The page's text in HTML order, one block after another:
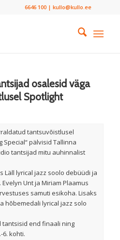
6646 100 | kullo@kullo.ee
osalesid väga
Spotlight
tantsuvõistlusel
Special“ pälvisid Tallinna
tantsijad mitu auhinnalist
Läll lyrical jazz soolo debüüdi ja
Unt ja Miriam Plaamus
samuti esikoha. Lisaks
hõbemedali lyrical jazz solo
tantsisid end finaali ning
6. kohti.